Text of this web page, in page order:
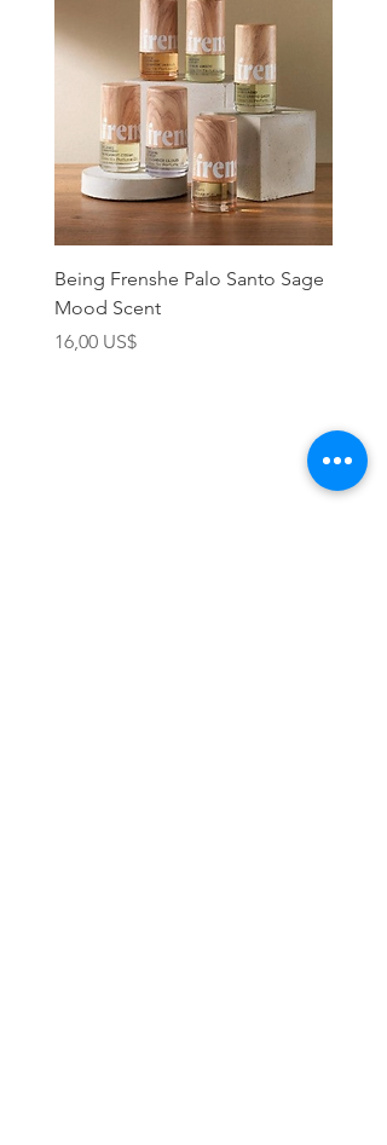
Being Frenshe Palo Santo Sage
Mood Scent
Precio
16,00 US$